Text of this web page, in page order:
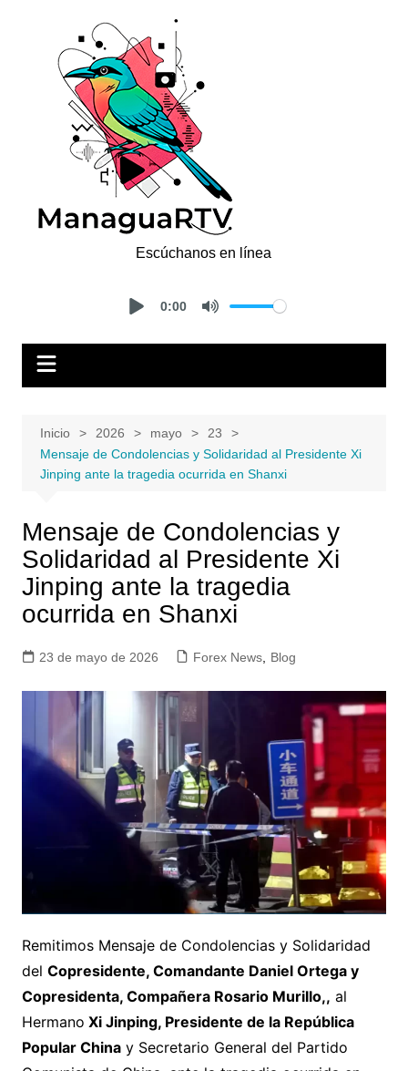
contenido
Escúchanos en línea
0:00
Inicio 2026 mayo
23
Mensaje de Condolencias y Solidaridad al Presidente Xi
Jinping ante la tragedia ocurrida en Shanxi
Mensaje de Condolencias y
Solidaridad al Presidente Xi
Jinping ante la tragedia
ocurrida en Shanxi
23 de mayo de 2026 Forex News, Blog
Remitimos Mensaje de Condolencias y Solidaridad
del Copresidente, Comandante Daniel Ortega y
Copresidenta, Compañera Rosario Murillo,, al
Hermano Xi Jinping, Presidente de la República
Popular Chinay Secretario General del Partido